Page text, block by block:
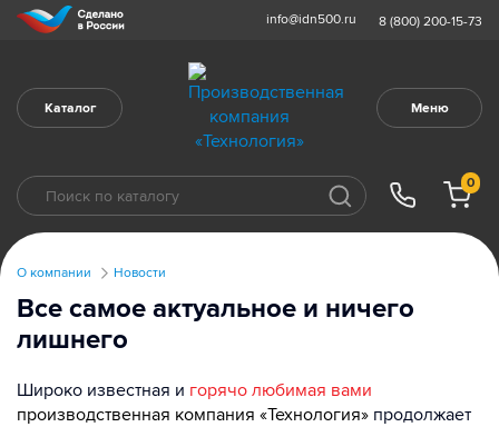
info@idn500.ru 8 (800) 200-15-73
Каталог Меню
0
О компании Новости
Все самое актуальное и ничего
лишнего
Широко известная и горячо любимая вами
производственная компания «Технология» продолжает